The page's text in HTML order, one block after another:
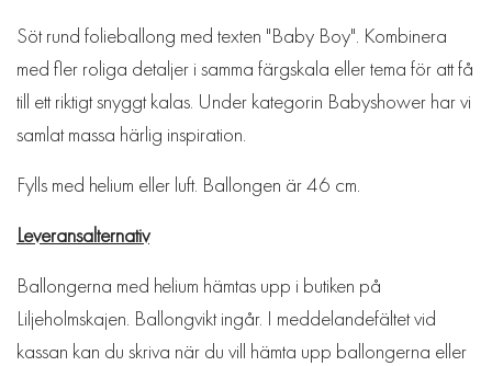
Söt rund folieballong med texten "Baby Boy". Kombinera
med fler roliga detaljer i samma färgskala eller tema för att få
till ett riktigt snyggt kalas. Under kategorin Babyshower har vi
samlat massa härlig inspiration.
Fylls med helium eller luft. Ballongen är 46 cm.
Leveransalternativ
Ballongerna med helium hämtas upp i butiken på
Liljeholmskajen. Ballongvikt ingår. I meddelandefältet vid
kassan kan du skriva när du vill hämta upp ballongerna eller